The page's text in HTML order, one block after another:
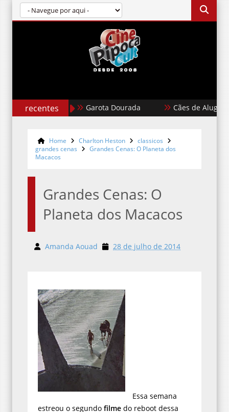
recentes Garota Dourada Cães de Aluguel
Home Charlton Heston
classicos
grandes cenas
Grandes Cenas: O Planeta dos
Macacos
Grandes Cenas: O
Planeta dos Macacos
Amanda Aouad 28 de julho de 2014
Essa semana
estreou o segundo filme do reboot dessa